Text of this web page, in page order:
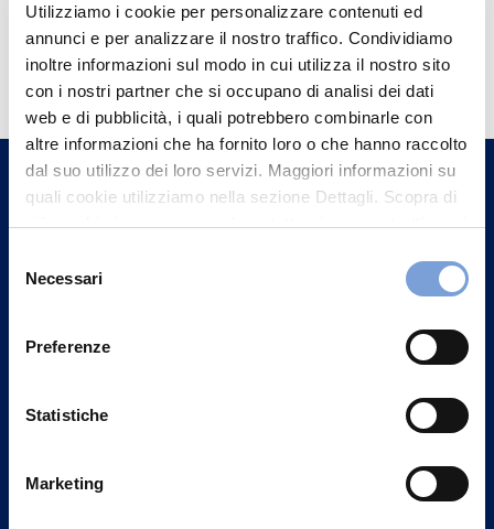
Utilizziamo i cookie per personalizzare contenuti ed
annunci e per analizzare il nostro traffico. Condividiamo
inoltre informazioni sul modo in cui utilizza il nostro sito
con i nostri partner che si occupano di analisi dei dati
web e di pubblicità, i quali potrebbero combinarle con
altre informazioni che ha fornito loro o che hanno raccolto
dal suo utilizzo dei loro servizi. Maggiori informazioni su
quali cookie utilizziamo nella sezione Dettagli. Scopra di
più su chi siamo, come può contattarci e come trattiamo i
può trovare nel footer del sito nella sezione "Informativa
delNecessari
Preferenze
Statistiche
Marketing
Hai bisogno di
informazioni?
Trova l'Agenzia più vicina a te e parla con
un nostro Agente.